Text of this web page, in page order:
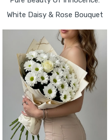
White Daisy & Rose Bouquet